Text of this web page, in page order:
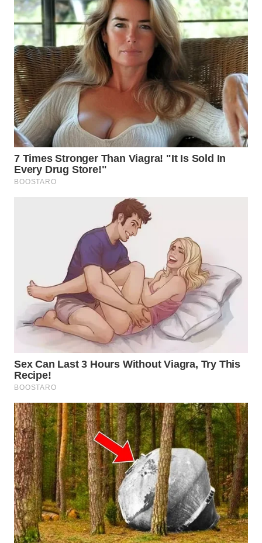
TAPANULI
UTARA
WN
SAMOSIR
WN
PADANG
LAWAS
WN
SUMEDANG
WN
TANGERANG
WN
BINJAI
WN
CIREBON
WN
INDRAMAYU
WN
KUNINGAN
WN
MAJALENGKA